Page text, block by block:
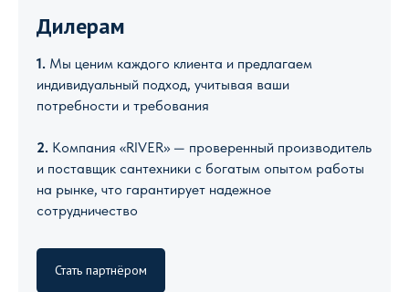
Дилерам
1. Мы ценим каждого клиента и предлагаем
индивидуальный подход, учитывая ваши
потребности и требования
2. Компания «RIVER» — проверенный производитель
и поставщик сантехники с богатым опытом работы
на рынке, что гарантирует надежное
сотрудничество
Стать партнёром